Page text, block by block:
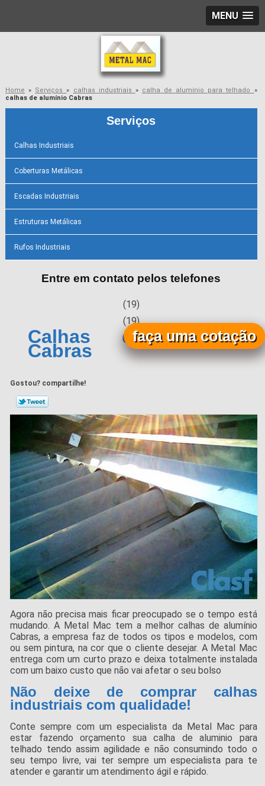
MENU
Home » Serviços» calhas industriais » calha de alumínio para telhado »
calhas de alumínio Cabras
Serviços
Calhas Industriais
Coberturas Metálicas
Escadas Industriais
Estruturas Metálicas
Rufos Industriais
Entre em contato pelos telefones
(19)
(19)
Calhas de Alumínio
Cabras
Gostou? compartilhe!
Agora não precisa mais ficar preocupado se o tempo está
mudando. A Metal Mac tem a melhor calhas de alumínio
Cabras, a empresa faz de todos os tipos e modelos, com
ou sem pintura, na cor que o cliente desejar. A Metal Mac
entrega com um curto prazo e deixa totalmente instalada
com um baixo custo que não vai afetar o seu bolso
Não deixe de comprar calhas
industriais com qualidade!
Conte sempre com um especialista da Metal Mac para
estar fazendo orçamento sua calha de aluminio para
telhado tendo assim agilidade e não consumindo todo o
seu tempo livre, vai ter sempre um especialista para te
atender e garantir um atendimento ágil e rápido.
faça uma cotação